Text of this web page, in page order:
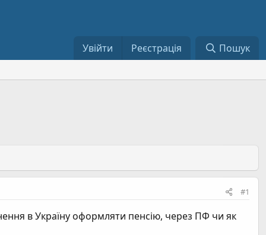
Увійти Реєстрація Пошук
#1
в Україну оформляти пенсію, через ПФ чи як